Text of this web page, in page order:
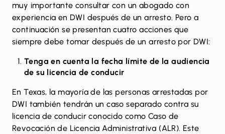
muy importante consultar con un abogado con
experiencia en DWI después de un arresto. Pero a
continuación se presentan cuatro acciones que
siempre debe tomar después de un arresto por DWI:
Tenga en cuenta la fecha límite de la audiencia
de su licencia de conducir
En Texas, la mayoría de las personas arrestadas por
DWI también tendrán un caso separado contra su
licencia de conducir conocido como Caso de
Revocación de Licencia Administrativa (ALR). Este